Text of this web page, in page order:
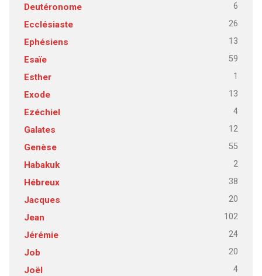
Deutéronome 6
Ecclésiaste 26
Ephésiens 13
Esaïe 59
Esther 1
Exode 13
Ezéchiel 4
Galates 12
Genèse 55
Habakuk 2
Hébreux 38
Jacques 20
Jean 102
Jérémie 24
Job 20
Joël 4